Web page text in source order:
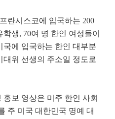
란시스코에 입국하는 200
생, 70여 명 한인 여성들이
국에 입국하는 한인 대부분
위 선생의 주소일 정도로
보 영상은 미주 한인 사회
주 미국 대한민국 명예 대